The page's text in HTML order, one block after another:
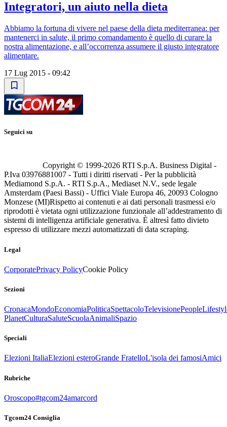
Integratori, un aiuto nella dieta
Abbiamo la fortuna di vivere nel paese della dieta mediterranea: per
mantenerci in salute, il primo comandamento è quello di curare la
nostra alimentazione, e all’occorrenza assumere il giusto integratore
alimentare.
17 Lug 2015 - 09:42
Seguici su
Copyright © 1999-2026 RTI S.p.A. Business Digital -
P.Iva 03976881007 - Tutti i diritti riservati - Per la pubblicità
Mediamond S.p.A. - RTI S.p.A., Mediaset N.V., sede legale
Amsterdam (Paesi Bassi) - Uffici Viale Europa 46, 20093 Cologno
Monzese (MI)Rispetto ai contenuti e ai dati personali trasmessi e/o
riprodotti è vietata ogni utilizzazione funzionale all’addestramento di
sistemi di intelligenza artificiale generativa. È altresì fatto divieto
espresso di utilizzare mezzi automatizzati di data scraping.
Legal
CorporatePrivacy PolicyCookie Policy
Sezioni
CronacaMondoEconomiaPoliticaSpettacoloTelevisionePeople
PlanetCulturaSaluteScuolaAnimaliSpazio
Speciali
Elezioni ItaliaElezioni esteroGrande FratelloL'isola dei famosiAmici
Rubriche
Oroscopo#tgcom24amarcord
Tgcom24 Consiglia